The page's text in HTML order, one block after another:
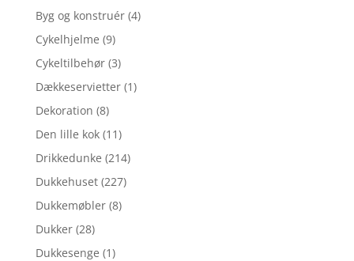
Byg og konstruér (4)
Cykelhjelme (9)
Cykeltilbehør (3)
Dækkeservietter (1)
Dekoration (8)
Den lille kok (11)
Drikkedunke (214)
Dukkehuset (227)
Dukkemøbler (8)
Dukker (28)
Dukkesenge (1)